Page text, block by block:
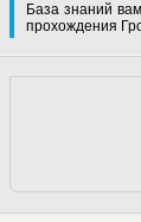
База знаний
прохождения